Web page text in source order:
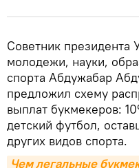
Советник президента
молодежи, науки,
спорта Абдужабар
предложил схему
выплат букмекеров:
детский футбол,
других видов спорта.
Чем легальные